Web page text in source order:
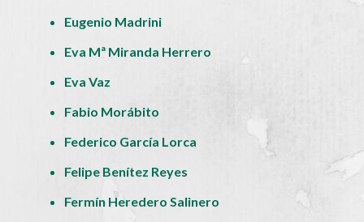
Eugenio Madrini
Eva Mª Miranda Herrero
Eva Vaz
Fabio Morábito
Federico García Lorca
Felipe Benítez Reyes
Fermín Heredero Salinero